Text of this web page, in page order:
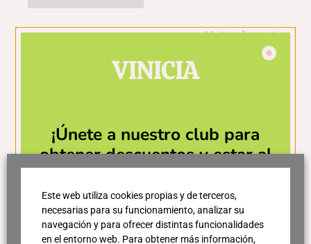
Nota de cata
Rojo picota intenso con reflejos violáceos.
notas de cacao, especias dulces y fondo tostado
bien integrado.
envolvente y muy gastronómico.
Este web utiliza cookies propias y de terceros,
necesarias para su funcionamiento, analizar su
navegación y para ofrecer distintas funcionalidades
en el entorno web. Para obtener más información,
VINICIA
¡Únete a nuestro club para
obtener descuentos y estar al
día de las últimas novedades!